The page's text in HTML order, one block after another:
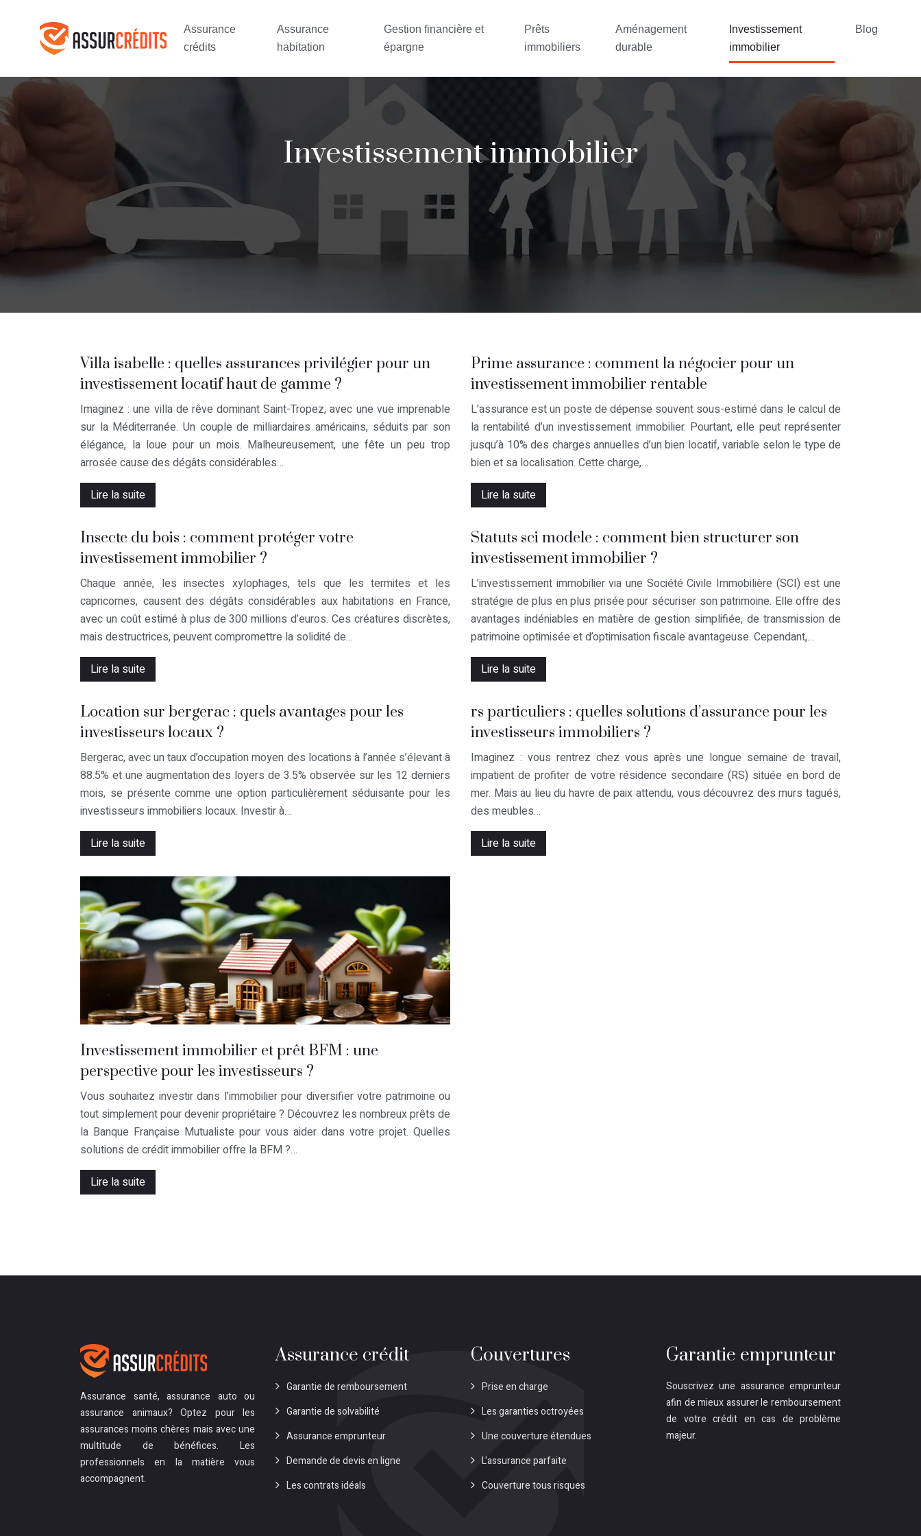
Assurance
crédits
Assurance
habitation
Gestion financière et
épargne
Prêts
immobiliers
Aménagement
durable
Investissement
immobilier
Blog
Investissement immobilier
Villa isabelle : quelles assurances privilégier pour un
investissement locatif haut de gamme ?
Imaginez : une villa de rêve dominant Saint-Tropez, avec une vue imprenable
sur la Méditerranée. Un couple de milliardaires américains, séduits par son
élégance, la loue pour un mois. Malheureusement, une fête un peu trop
arrosée cause des dégâts considérables…
Lire la suite
Prime assurance : comment la négocier pour un
investissement immobilier rentable
L’assurance est un poste de dépense souvent sous-estimé dans le calcul de
la rentabilité d’un investissement immobilier. Pourtant, elle peut représenter
jusqu’à 10% des charges annuelles d’un bien locatif, variable selon le type de
bien et sa localisation. Cette charge,…
Lire la suite
Insecte du bois : comment protéger votre
investissement immobilier ?
Chaque année, les insectes xylophages, tels que les termites et les
capricornes, causent des dégâts considérables aux habitations en France,
avec un coût estimé à plus de 300 millions d’euros. Ces créatures discrètes,
mais destructrices, peuvent compromettre la solidité de…
Lire la suite
Statuts sci modele : comment bien structurer son
investissement immobilier ?
L’investissement immobilier via une Société Civile Immobilière (SCI) est une
stratégie de plus en plus prisée pour sécuriser son patrimoine. Elle offre des
avantages indéniables en matière de gestion simplifiée, de transmission de
patrimoine optimisée et d’optimisation fiscale avantageuse. Cependant,…
Lire la suite
Location sur bergerac : quels avantages pour les
investisseurs locaux ?
Bergerac, avec un taux d’occupation moyen des locations à l’année s’élevant à
88.5% et une augmentation des loyers de 3.5% observée sur les 12 derniers
mois, se présente comme une option particulièrement séduisante pour les
investisseurs immobiliers locaux. Investir à…
Lire la suite
rs particuliers : quelles solutions d’assurance pour les
investisseurs immobiliers ?
Imaginez : vous rentrez chez vous après une longue semaine de travail,
impatient de profiter de votre résidence secondaire (RS) située en bord de
mer. Mais au lieu du havre de paix attendu, vous découvrez des murs tagués,
des meubles…
Lire la suite
Investissement immobilier et prêt BFM : une
perspective pour les investisseurs ?
Vous souhaitez investir dans l’immobilier pour diversifier votre patrimoine ou
tout simplement pour devenir propriétaire ? Découvrez les nombreux prêts de
la Banque Française Mutualiste pour vous aider dans votre projet. Quelles
solutions de crédit immobilier offre la BFM ?…
Lire la suite
Assurance santé, assurance auto ou
assurance animaux? Optez pour les
assurances moins chères mais avec une
multitude de bénéfices. Les
professionnels en la matière vous
accompagnent.
Assurance crédit
Garantie de remboursement
Garantie de solvabilité
Assurance emprunteur
Demande de devis en ligne
Les contrats idéals
Couvertures
Prise en charge
Les garanties octroyées
Une couverture étendues
L'assurance parfaite
Couverture tous risques
Garantie emprunteur
Souscrivez une assurance emprunteur
afin de mieux assurer le remboursement
de votre crédit en cas de problème
majeur.